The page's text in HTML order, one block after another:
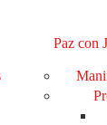
Paz con